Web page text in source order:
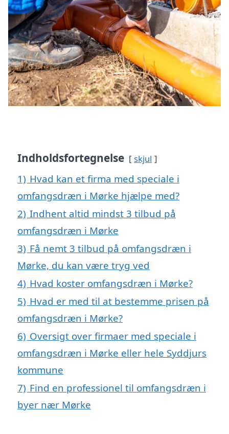
Indholdsfortegnelse skjul
1) Hvad kan et firma med speciale i
omfangsdræn i Mørke hjælpe med?
2) Indhent altid mindst 3 tilbud på
omfangsdræn i Mørke
3) Få nemt 3 tilbud på omfangsdræn i
Mørke, du kan være tryg ved
4) Hvad koster omfangsdræn i Mørke?
5) Hvad er med til at bestemme prisen på
omfangsdræn i Mørke?
6) Oversigt over firmaer med speciale i
omfangsdræn i Mørke eller hele Syddjurs
kommune
7) Find en professionel til omfangsdræn i
byer nær Mørke